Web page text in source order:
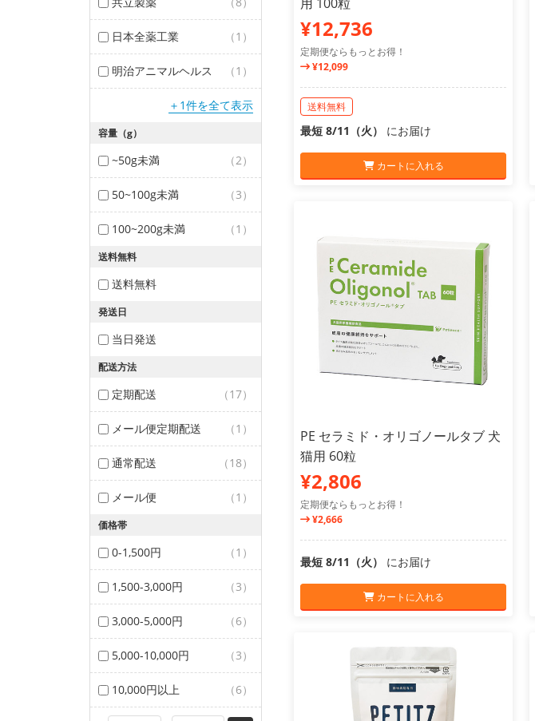
日本全薬工業 （1）
明治アニマルヘルス （1）
＋1件を全て表示
容量（g）
~50g未満 （2）
50~100g未満 （3）
100~200g未満 （1）
送料無料
送料無料
発送日
当日発送
配送方法
定期配送 （17）
メール便定期配送 （1）
通常配送 （18）
メール便 （1）
価格帯
0-1,500円 （1）
1,500-3,000円 （3）
3,000-5,000円 （6）
5,000-10,000円 （3）
10,000円以上 （6）
¥12,736
定期便ならもっとお得！
¥12,099
送料無料
最短 8/11（火） にお届け
カートに入れる
PE セラミド・オリゴノールタブ 犬
猫用 60粒
¥2,806
定期便ならもっとお得！
¥2,666
最短 8/11（火） にお届け
カートに入れる